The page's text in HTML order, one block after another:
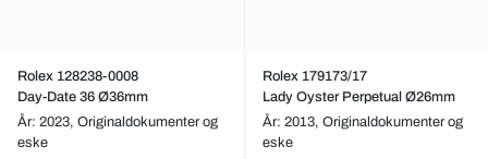
Rolex 128238-0008
Day-Date 36 Ø36mm
År: 2023, Originaldokumenter og
eske
Rolex 179173/17
Lady Oyster Perpetual Ø26mm
År: 2013, Originaldokumenter og
eske